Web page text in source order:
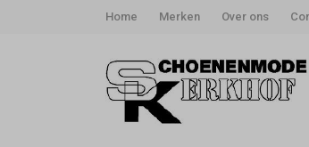
Home Merken Over ons